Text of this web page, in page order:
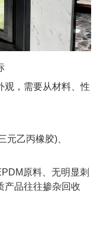
，需要从材料、性
乙丙橡胶)、
原料、无明显刺
产品往往掺杂回收